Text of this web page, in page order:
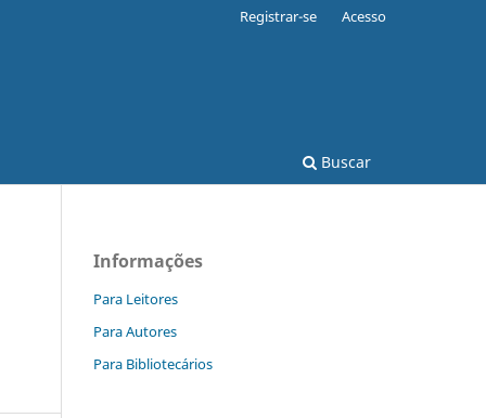
Buscar
Registrar-se Acesso
Informações
Para Leitores
Para Autores
Para Bibliotecários